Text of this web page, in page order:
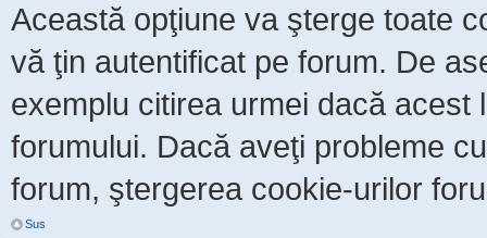
Această opţiune va şterge toate
vă ţin autentificat pe forum. De
exemplu citirea urmei dacă
forumului. Dacă aveţi probleme
forum, ştergerea cookie-urilor
Sus